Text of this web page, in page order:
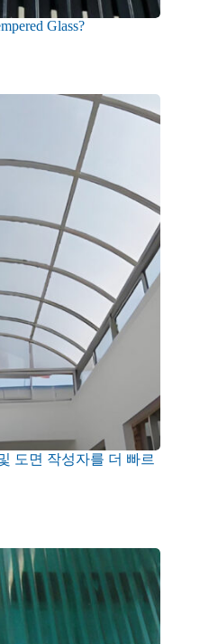
Glass?
도면 작성자를 더 빠르